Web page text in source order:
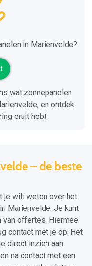
in Marienvelde?
wat zonnepanelen
en ontdek
eruit hebt.
– de beste
je wilt weten over het
Marienvelde. Je kunt
van offertes. Hiermee
contact met je op. Het
direct inzien aan
na contact met een